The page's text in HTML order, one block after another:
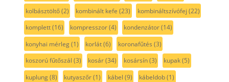
kolbásztöltő(2) kombinált kefe (23) kombináltszívófej (22)
komplett(16) kompresszor(4) kondenzátor(14)
konyhai mérleg(1) korlát(6) koronafűtés (3)
koszorú fűtőszál (3) kosár(34) kosársín(3) kupak(5)
kuplung(8) kutyaszőr(1) kábel (9) kábeldob(1)